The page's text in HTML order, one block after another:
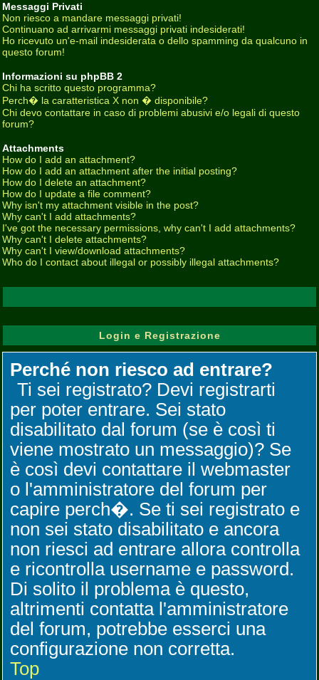
Messaggi Privati
Non riesco a mandare messaggi privati!
Continuano ad arrivarmi messaggi privati indesiderati!
Ho ricevuto un'e-mail indesiderata o dello spamming da qualcuno in
questo forum!
Informazioni su phpBB 2
Chi ha scritto questo programma?
Perch� la caratteristica X non � disponibile?
Chi devo contattare in caso di problemi abusivi e/o legali di questo
forum?
Attachments
How do I add an attachment?
How do I add an attachment after the initial posting?
How do I delete an attachment?
How do I update a file comment?
Why isn't my attachment visible in the post?
Why can't I add attachments?
I've got the necessary permissions, why can't I add attachments?
Why can't I delete attachments?
Why can't I view/download attachments?
Who do I contact about illegal or possibly illegal attachments?
Login e Registrazione
Perché non riesco ad entrare?
Ti sei registrato? Devi registrarti
per poter entrare. Sei stato
disabilitato dal forum (se è così ti
viene mostrato un messaggio)? Se
è così devi contattare il webmaster
o l'amministratore del forum per
capire perch�. Se ti sei registrato e
non sei stato disabilitato e ancora
non riesci ad entrare allora controlla
e ricontrolla username e password.
Di solito il problema è questo,
altrimenti contatta l'amministratore
del forum, potrebbe esserci una
configurazione non corretta.
Top